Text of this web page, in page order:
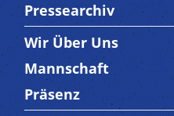
Pressearchiv
Trenner3
Wir Über Uns
Mannschaft
Präsenz